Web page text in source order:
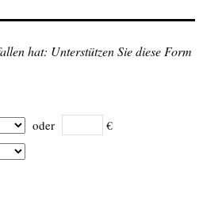
hat: Unterstützen Sie diese Form
oder €